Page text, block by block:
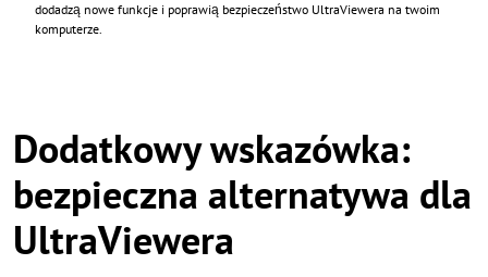
dodadzą nowe funkcje i poprawią bezpieczeństwo UltraViewera na twoim
komputerze.
Dodatkowy wskazówka:
bezpieczna alternatywa dla
UltraViewera